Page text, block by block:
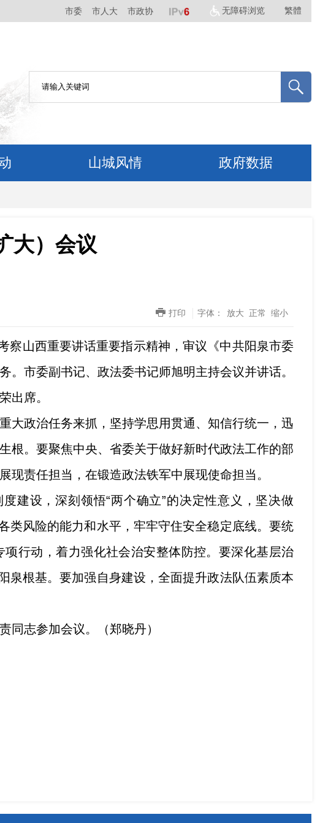
市委 市人大 市政协 无障碍浏览 繁體
山城风情 政府数据
大）会议
打印 字体： 放大 正常 缩小
山西重要讲话重要指示精神，审议《中共阳泉市委
市委副书记、政法委书记师旭明主持会议并讲话。
出席。
政治任务来抓，坚持学思用贯通、知信行统一，迅
根。要聚焦中央、省委关于做好新时代政法工作的部
责任担当，在锻造政法铁军中展现使命担当。
设，深刻领悟“两个确立”的决定性意义，坚决做
类风险的能力和水平，牢牢守住安全稳定底线。要统
行动，着力强化社会治安整体防控。要深化基层治
泉根基。要加强自身建设，全面提升政法队伍素质本
志参加会议。（郑晓丹）